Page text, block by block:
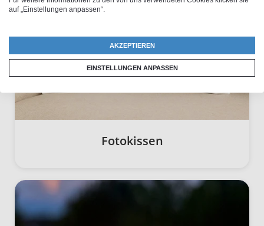
Fotokissen
auf „Einstellungen anpassen“.
AKZEPTIEREN
EINSTELLUNGEN ANPASSEN